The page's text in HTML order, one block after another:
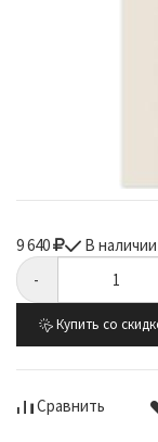
9 640
В наличии
-
Купить со
Сравнить